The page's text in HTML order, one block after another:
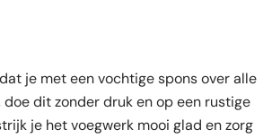
je met een vochtige spons over alle
doe dit zonder druk en op een rustige
je het voegwerk mooi glad en zorg